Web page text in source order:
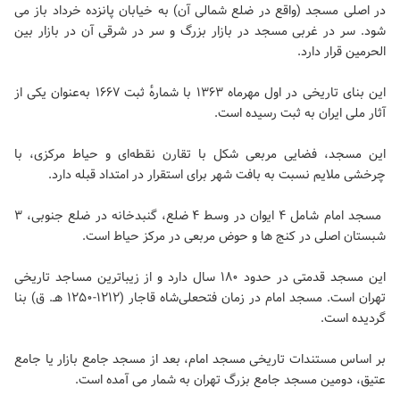
در اصلی مسجد (واقع در ضلع شمالی آن) به خیابان پانزده خرداد باز می
شود. سر در غربی مسجد در بازار بزرگ و سر در شرقی آن در بازار بین
الحرمین قرار دارد.
این بنای تاریخی در اول مهرماه ۱۳۶۳ با شمارهٔ ثبت ۱۶۶۷ به‌عنوان یکی از
آثار ملی ایران به ثبت رسیده است.
این مسجد، فضایی مربعی شکل با تقارن نقطه‌ای و حیاط مرکزی، با
چرخشی ملایم نسبت به بافت شهر برای استقرار در امتداد قبله دارد.
مسجد امام شامل ۴ ایوان در وسط ۴ ضلع، گنبدخانه در ضلع جنوبی، ۳
شبستان اصلی در کنج ها و حوض مربعی در مرکز حیاط است.
این مسجد قدمتی در حدود ۱۸۰ سال دارد و از زیباترین مساجد تاریخی
تهران است. مسجد امام در زمان فتحعلی‌شاه قاجار (۱۲۱۲-۱۲۵۰ هـ. ق) بنا
گردیده است.
بر اساس مستندات تاریخی مسجد امام، بعد از مسجد جامع بازار یا جامع
عتیق، دومین مسجد جامع بزرگ تهران به شمار می آمده است.